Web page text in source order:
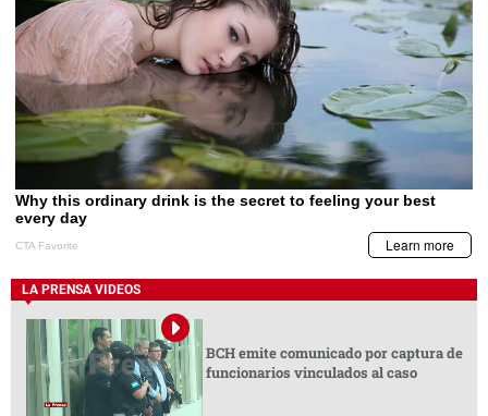
LA PRENSA VIDEOS
BCH emite comunicado por captura de
funcionarios vinculados al caso